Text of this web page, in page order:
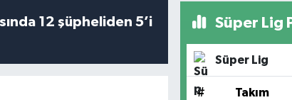
12 şüpheliden 5’i
Süper Lig
Süper Lig
# Takım